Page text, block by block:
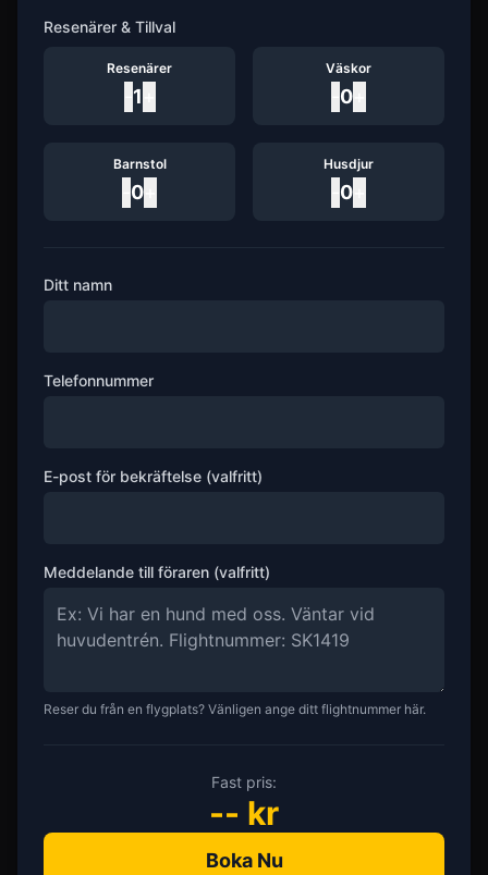
Resenärer & Tillval
Resenärer
1
Väskor
0
Barnstol
0
Husdjur
0
Ditt namn
Telefonnummer
E-post för bekräftelse (valfritt)
Meddelande till föraren (valfritt)
Reser du från en flygplats? Vänligen ange ditt flightnummer här.
Fast pris:
-- kr
Boka Nu